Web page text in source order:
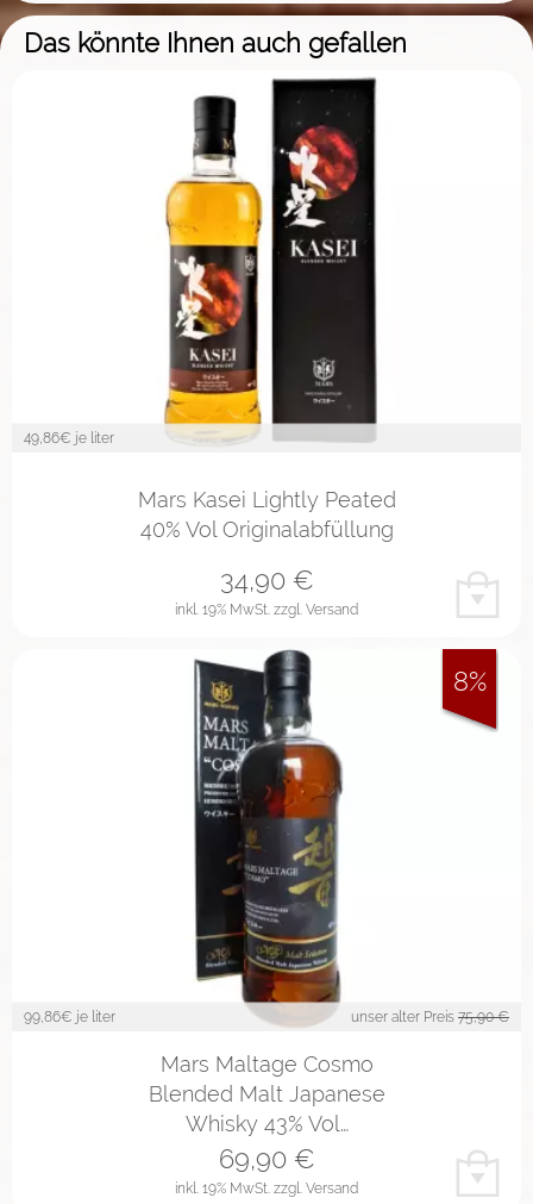
Das könnte Ihnen auch gefallen
49,86€ je liter
Mars Kasei Lightly Peated
40% Vol Originalabfüllung
inkl. 19% MwSt. zzgl. Versand
34,90€
99,86€ je liter unser alter Preis 75,90 €
Mars Maltage Cosmo
Blended Malt Japanese
Whisky 43% Vol…
inkl. 19% MwSt. zzgl. Versand
69,90€
8%